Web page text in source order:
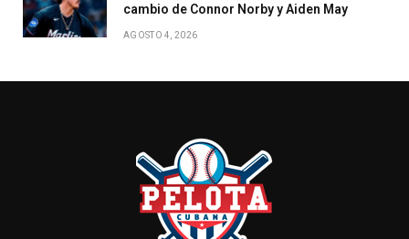
cambio de Connor Norby y Aiden May
AGOSTO 4, 2026